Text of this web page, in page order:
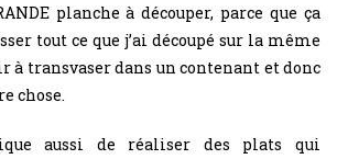
planche à découper, parce que ça
tout ce que j’ai découpé sur la même
à transvaser dans un contenant et donc
chose.
aussi de réaliser des plats qui